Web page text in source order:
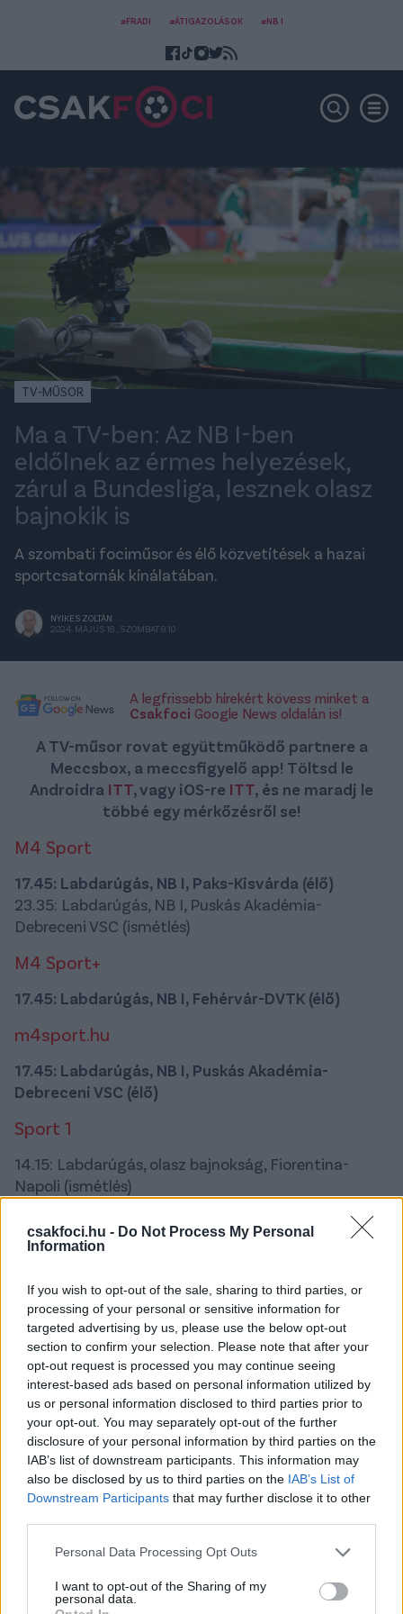
csakfoci.hu - Do Not Process My Personal
Information
If you wish to opt-out of the sale, sharing to third parties, or
processing of your personal or sensitive information for
targeted advertising by us, please use the below opt-out
section to confirm your selection. Please note that after your
opt-out request is processed you may continue seeing
interest-based ads based on personal information utilized by
us or personal information disclosed to third parties prior to
your opt-out. You may separately opt-out of the further
disclosure of your personal information by third parties on the
IAB’s list of downstream participants. This information may
also be disclosed by us to third parties on the IAB’s List of
Downstream Participants that may further disclose it to other
Please note that this website/app uses one or more Google
not limited to your visit or usage behaviour. You may click to
grant or deny consent to Google and its third-party tags to
Personal Data Processing Opt Outs
I want to opt-out of the Sharing of my
personal data.
#FRADI #ÁTIGAZOLÁSOK #NB I
TV-MŰSOR
Ma a TV-ben: Az NB I-ben
eldőlnek az érmes helyezések,
zárul a Bundesliga, lesznek olasz
bajnokik is
A szombati fociműsor és élő közvetítések a hazai
sportcsatornák kínálatában.
NYIKES ZOLTÁN
2024. MÁJUS 18., SZOMBAT 8:10
A legfrissebb hírekért kövess minket a
Csakfoci Google News oldalán is!
A TV-műsor rovat együttműködő partnere a
Meccsbox, a meccsfigyelő app! Töltsd le
Androidra ITT, vagy iOS-re ITT, és ne maradj le
többé egy mérkőzésről se!
M4 Sport
17.45: Labdarúgás, NB I, Paks-Kisvárda (élő)
23.35: Labdarúgás, NB I, Puskás Akadémia-
Debreceni VSC (ismétlés)
M4 Sport+
17.45: Labdarúgás, NB I, Fehérvár-DVTK (élő)
m4sport.hu
17.45: Labdarúgás, NB I, Puskás Akadémia-
Debreceni VSC (élő)
Sport 1
14.15: Labdarúgás, olasz bajnokság, Fiorentina-
Napoli (ismétlés)
Atalanta (élő)
20.30: Labdarúgás, olasz bajnokság, Torino-Milan
Spíler 1
13.10: Labdarúgás, Premier League, Brighton-
Chelsea (ismétlés)
15.25: Labdarúgás, Premier League, Manchester
United-Newcastle (ismétlés)
17.40: Labdarúgás, Premier League, Tottenham-
Manchester City (ismétlés)
19.55: Labdarúgás, szaúdi bajnokság, al-Ahli -
Abha (élő)
13.55: Labdarúgás, spanyol bajnokság, Real